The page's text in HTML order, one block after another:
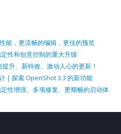
能，更流畅的编辑，更佳的预览
性和创意控制的重大升级
升、新特效、激动人心的更新！
| 探索 OpenShot 3.3 的新功能
性增强、多项修复、更顺畅的启动体